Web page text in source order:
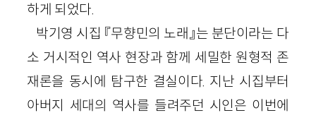
하게 되었다.
박기영 시집 『무향민의 노래』는 분단이라는 다
소 거시적인 역사 현장과 함께 세밀한 원형적 존
재론을 동시에 탐구한 결실이다. 지난 시집부터
아버지 세대의 역사를 들려주던 시인은 이번에